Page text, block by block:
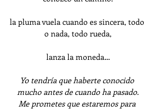
la pluma vuela cuando es sincera, todo
o nada, todo rueda,
lanza la moneda…
Yo tendría que haberte conocido
mucho antes de cuando ha pasado.
Me prometes que estaremos para